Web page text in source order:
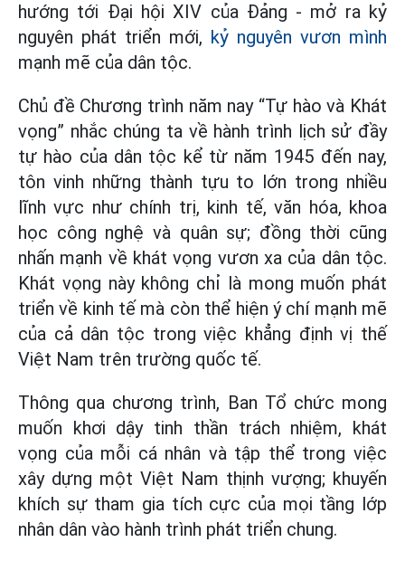
hướng tới Đại hội XIV của Đảng - mở ra kỷ
nguyên phát triển mới, kỷ nguyên vươn mình
mạnh mẽ của dân tộc.
Chủ đề Chương trình năm nay “Tự hào và Khát
vọng” nhắc chúng ta về hành trình lịch sử đầy
tự hào của dân tộc kể từ năm 1945 đến nay,
tôn vinh những thành tựu to lớn trong nhiều
lĩnh vực như chính trị, kinh tế, văn hóa, khoa
học công nghệ và quân sự; đồng thời cũng
nhấn mạnh về khát vọng vươn xa của dân tộc.
Khát vọng này không chỉ là mong muốn phát
triển về kinh tế mà còn thể hiện ý chí mạnh mẽ
của cả dân tộc trong việc khẳng định vị thế
Việt Nam trên trường quốc tế.
Thông qua chương trình, Ban Tổ chức mong
muốn khơi dậy tinh thần trách nhiệm, khát
vọng của mỗi cá nhân và tập thể trong việc
xây dựng một Việt Nam thịnh vượng; khuyến
khích sự tham gia tích cực của mọi tầng lớp
nhân dân vào hành trình phát triển chung.